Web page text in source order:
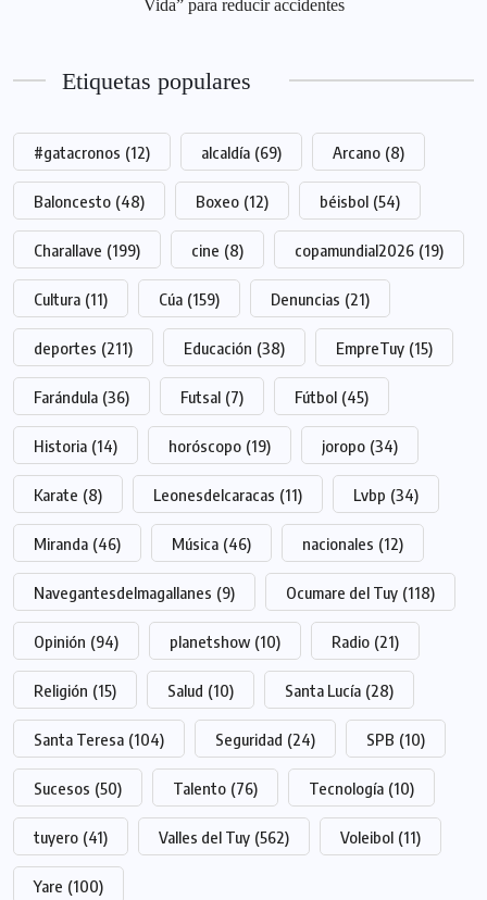
Vida” para reducir accidentes
Etiquetas populares
#gatacronos (12) alcaldía (69) Arcano (8)
Baloncesto (48) Boxeo (12) béisbol (54)
Charallave (199) cine (8) copamundial2026 (19)
Cultura (11) Cúa (159) Denuncias (21)
deportes (211) Educación (38) EmpreTuy (15)
Farándula (36) Futsal (7) Fútbol (45)
Historia (14) horóscopo (19) joropo (34)
Karate (8) Leonesdelcaracas (11) Lvbp (34)
Miranda (46) Música (46) nacionales (12)
Navegantesdelmagallanes (9) Ocumare del Tuy (118)
Opinión (94) planetshow (10) Radio (21)
Religión (15) Salud (10) Santa Lucía (28)
Santa Teresa (104) Seguridad (24) SPB (10)
Sucesos (50) Talento (76) Tecnología (10)
tuyero (41) Valles del Tuy (562) Voleibol (11)
Yare (100)